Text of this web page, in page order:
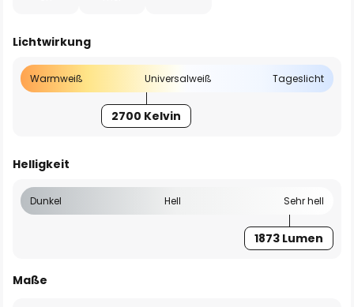
Lichtwirkung
Warmweiß Universalweiß Tageslicht
2700 Kelvin
Helligkeit
Dunkel Hell Sehr hell
1873 Lumen
Maße